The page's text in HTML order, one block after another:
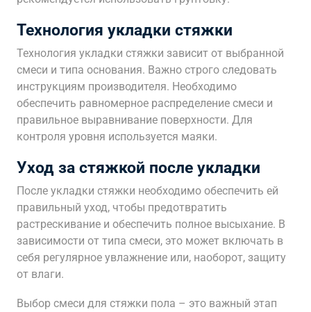
Технология укладки стяжки
Технология укладки стяжки зависит от выбранной
смеси и типа основания. Важно строго следовать
инструкциям производителя. Необходимо
обеспечить равномерное распределение смеси и
правильное выравнивание поверхности. Для
контроля уровня используется маяки.
Уход за стяжкой после укладки
После укладки стяжки необходимо обеспечить ей
правильный уход, чтобы предотвратить
растрескивание и обеспечить полное высыхание. В
зависимости от типа смеси, это может включать в
себя регулярное увлажнение или, наоборот, защиту
от влаги.
Выбор смеси для стяжки пола – это важный этап